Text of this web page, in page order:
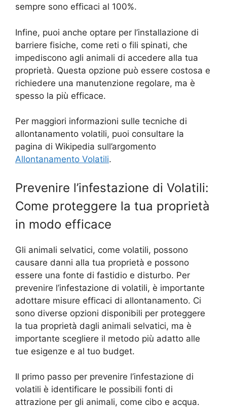
sempre sono efficaci al 100%.
Infine, puoi anche optare per l’installazione di
barriere fisiche, come reti o fili spinati, che
impediscono agli animali di accedere alla tua
proprietà. Questa opzione può essere costosa e
richiedere una manutenzione regolare, ma è
spesso la più efficace.
Per maggiori informazioni sulle tecniche di
allontanamento volatili, puoi consultare la
pagina di Wikipedia sull’argomento
Allontanamento Volatili.
Prevenire l’infestazione di Volatili:
Come proteggere la tua proprietà
in modo efficace
Gli animali selvatici, come volatili, possono
causare danni alla tua proprietà e possono
essere una fonte di fastidio e disturbo. Per
prevenire l’infestazione di volatili, è importante
adottare misure efficaci di allontanamento. Ci
sono diverse opzioni disponibili per proteggere
la tua proprietà dagli animali selvatici, ma è
importante scegliere il metodo più adatto alle
tue esigenze e al tuo budget.
Il primo passo per prevenire l’infestazione di
volatili è identificare le possibili fonti di
attrazione per gli animali, come cibo e acqua.